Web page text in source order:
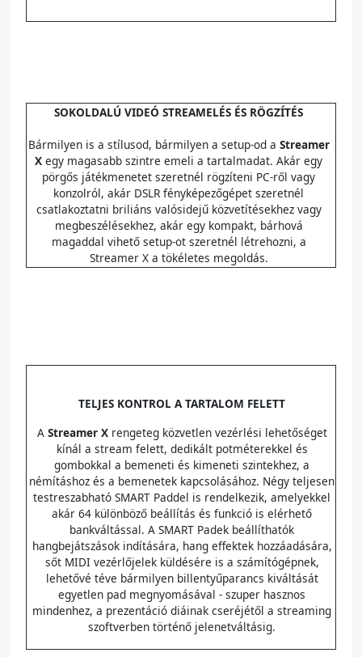
SOKOLDALÚ VIDEÓ STREAMELÉS ÉS RÖGZÍTÉS
Bármilyen is a stílusod, bármilyen a setup-od a Streamer
X egy magasabb szintre emeli a tartalmadat. Akár egy
pörgős játékmenetet szeretnél rögzíteni PC-ről vagy
konzolról, akár DSLR fényképezőgépet szeretnél
csatlakoztatni briliáns valósidejű közvetítésekhez vagy
megbeszélésekhez, akár egy kompakt, bárhová
magaddal vihető setup-ot szeretnél létrehozni, a
Streamer X a tökéletes megoldás.
TELJES KONTROL A TARTALOM FELETT
A Streamer Xrengeteg közvetlen vezérlési lehetőséget
kínál a stream felett, dedikált potméterekkel és
gombokkal a bemeneti és kimeneti szintekhez, a
némításhoz és a bemenetek kapcsolásához. Négy teljesen
testreszabható SMART Paddel is rendelkezik, amelyekkel
akár 64 különböző beállítás és funkció is elérhető
bankváltással. A SMART Padek beállíthatók
hangbejátszások indítására, hang effektek hozzáadására,
sőt MIDI vezérlőjelek küldésére is a számítógépnek,
lehetővé téve bármilyen billentyűparancs kiváltását
egyetlen pad megnyomásával - szuper hasznos
mindenhez, a prezentáció diáinak cseréjétől a streaming
szoftverben történő jelenetváltásig.